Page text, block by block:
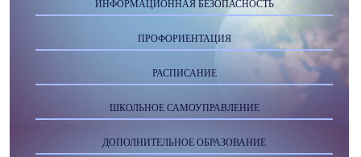
ИНФОРМАЦИОННАЯ БЕЗОПАСНОСТЬ
ПРОФОРИЕНТАЦИЯ
РАСПИСАНИЕ
ШКОЛЬНОЕ САМОУПРАВЛЕНИЕ
ДОПОЛНИТЕЛЬНОЕ ОБРАЗОВАНИЕ